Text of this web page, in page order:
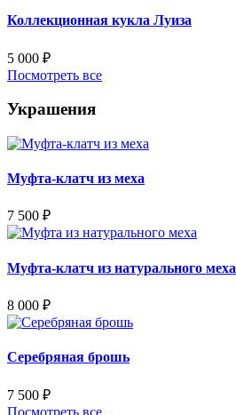
Коллекционная кукла Луиза
5 000 ₽
Посмотреть все
Украшения
Муфта-клатч из меха
7 500 ₽
Муфта-клатч из натурального меха
8 000 ₽
Серебряная брошь
7 500 ₽
Посмотреть все